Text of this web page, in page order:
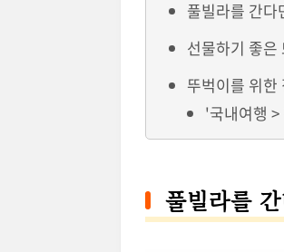
풀빌라를 간다
선물하기 좋은
뚜벅이를 위한
'국내여행
풀빌라를